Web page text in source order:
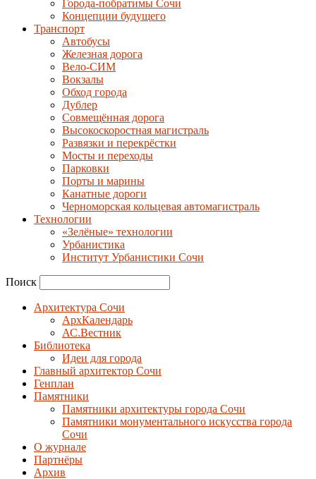
Города-побратимы Сочи
Концепции будущего
Транспорт
Автобусы
Железная дорога
Вело-СИМ
Вокзалы
Обход города
Дублер
Совмещённая дорога
Высокоскоростная магистраль
Развязки и перекрёстки
Мосты и переходы
Парковки
Порты и марины
Канатные дороги
Черноморская кольцевая автомагистраль
Технологии
«Зелёные» технологии
Урбанистика
Институт Урбанистики Сочи
Поиск
Архитектура Сочи
АрхКалендарь
АС.Вестник
Библиотека
Идеи для города
Главный архитектор Сочи
Генплан
Памятники
Памятники архитектуры города Сочи
Памятники монументального искусства города
Сочи
О журнале
Партнёры
Архив